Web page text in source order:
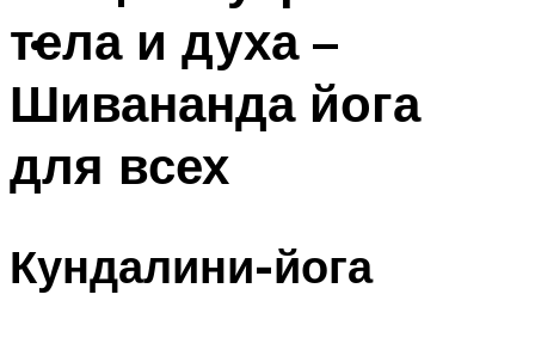
МЕНЮ
тела и духа –
Шивананда йога
для всех
Кундалини-йога